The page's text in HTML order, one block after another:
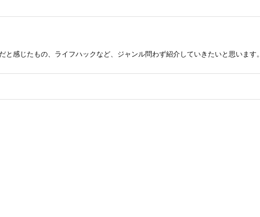
感じたもの、ライフハックなど、ジャンル問わず紹介していきたいと思います。